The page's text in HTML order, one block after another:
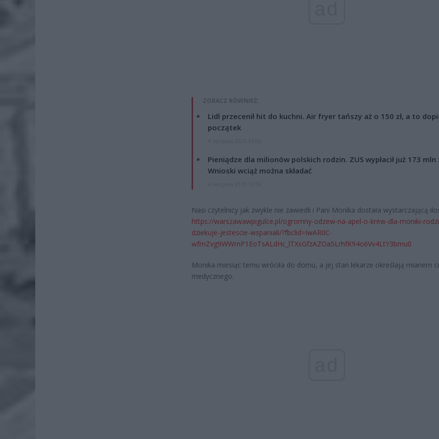
ZOBACZ RÓWNIEŻ:
Lidl przecenił hit do kuchni. Air fryer tańszy aż o 150 zł, a to
początek
Pieniądze dla milionów polskich rodzin. ZUS wypłacił już 173 mln
Wnioski wciąż można składać
Nasi czytelnicy jak zwykle nie zawiedli i Pani Monika dostała wystarczającą
https://warszawawpigulce.pl/ogromny-odzew-na-apel-o-krew-dla-moniki-
dziekuje-jestescie-wspaniali/?fbclid=IwAR0C-
wfmZvg9WWmP1EoTsALdHc_lTXsGfzAZOa5LrhfK94o6Vv4LtY3bmu0
Monika miesiąc temu wróciła do domu, a jej stan lekarze określają mianem
medycznego.